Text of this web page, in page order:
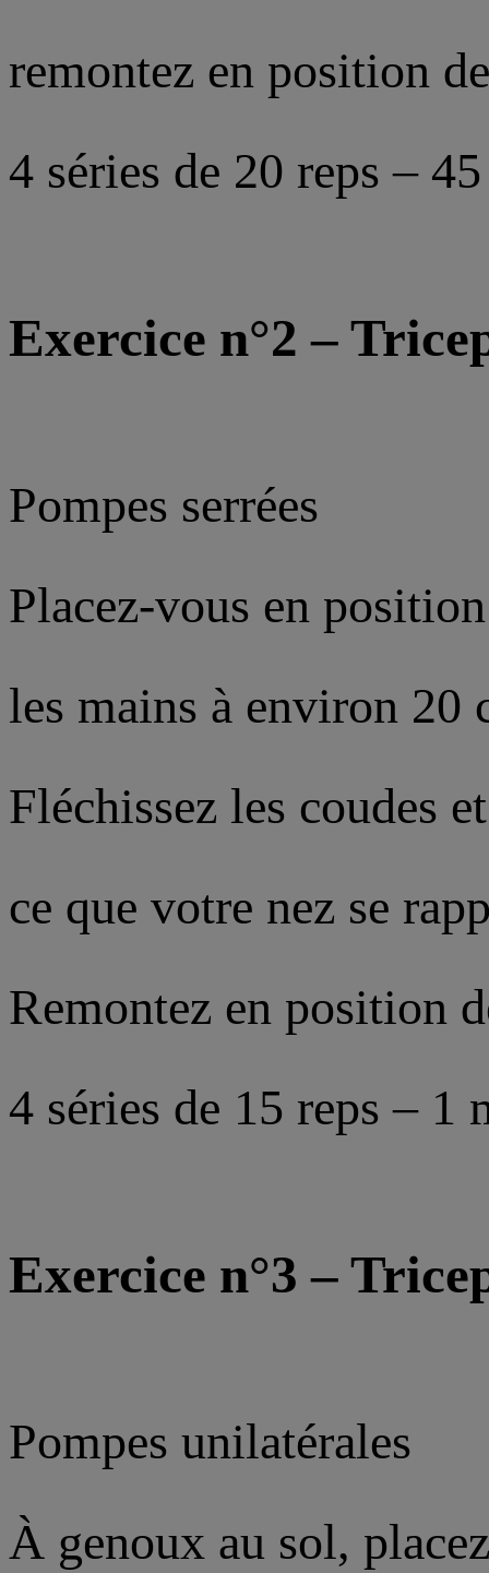
remontez en position
4 séries de 20 reps – 45
Exercice n°2 –
Pompes serrées
Placez-vous en
les mains à environ 20
Fléchissez les coudes
ce que votre nez se
Remontez en position
4 séries de 15 reps – 1
Exercice n°3 –
Pompes unilatérales
À genoux au sol,